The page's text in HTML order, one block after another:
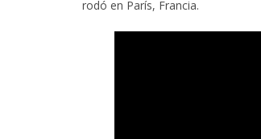
rodó en París, Francia.